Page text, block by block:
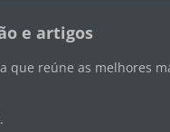
e artigos
que reúne as melhores